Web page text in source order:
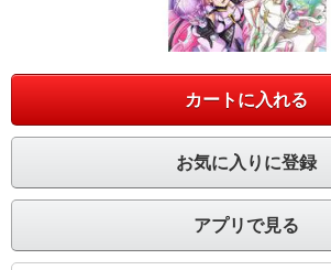
カートに入れる
お気に入りに登録
アプリで見る